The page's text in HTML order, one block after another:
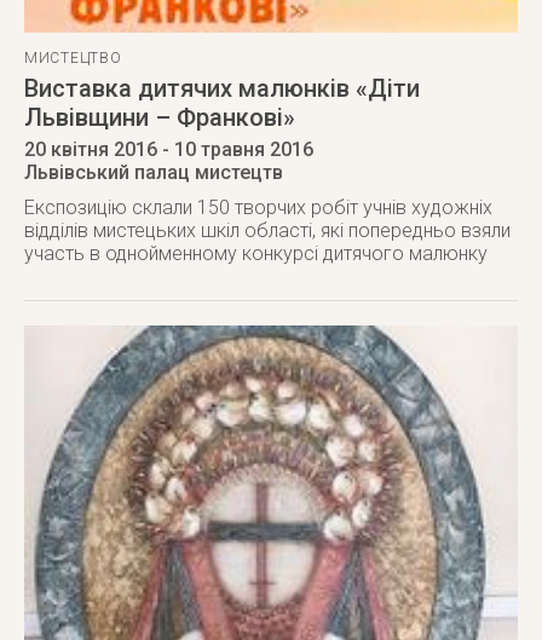
МИСТЕЦТВО
Виставка дитячих малюнків «Діти
Львівщини – Франкові»
20 квітня 2016 - 10 травня 2016
Львівський палац мистецтв
Експозицію склали 150 творчих робіт учнів художніх
відділів мистецьких шкіл області, які попередньо взяли
участь в однойменному конкурсі дитячого малюнку